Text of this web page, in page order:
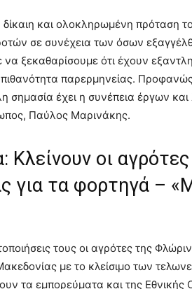
δίκαιη και ολοκληρωμένη πρόταση
σε συνέχεια των όσων
ξεκαθαρίσουμε ότι έχουν
παρερμηνείας.
σημασία έχει η συνέπεια έργων
Παύλος Μαρινάκης.
Κλείνουν οι
για τα φορτηγά –
τους οι αγρότες της
με το κλείσιμο των
τα εμπορεύματα και της